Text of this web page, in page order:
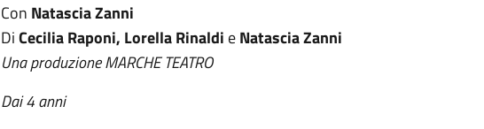
Con Natascia Zanni
DiCecilia Raponi, Lorella Rinaldi eNatascia Zanni
Una produzione MARCHE TEATRO
Dai 4 anni